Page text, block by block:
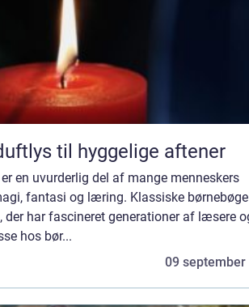
til hyggelige aftener
en uvurderlig del af mange menneskers
fantasi og læring. Klassiske
der har fascineret generationer af læsere
hos bør...
09 september